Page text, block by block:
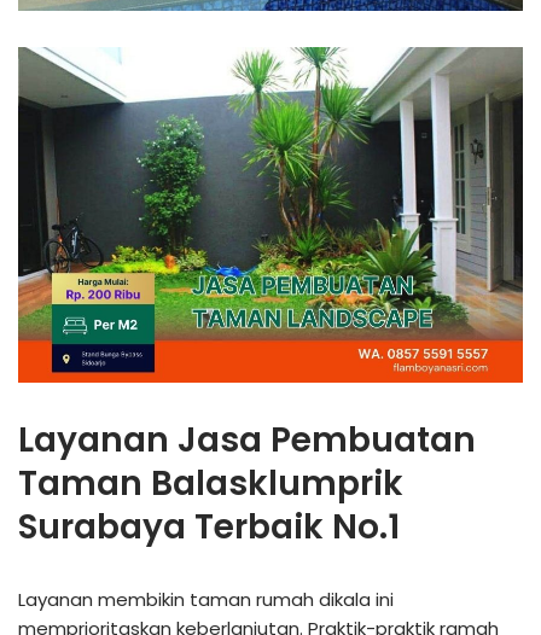
Layanan Jasa Pembuatan
Taman Balasklumprik
Surabaya Terbaik No.1
Layanan membikin taman rumah dikala ini
memprioritaskan keberlanjutan. Praktik-praktik ramah